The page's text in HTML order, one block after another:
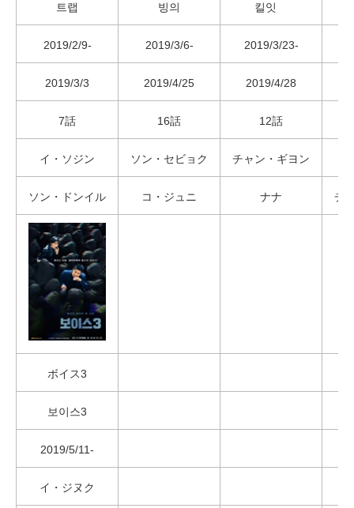
트랩 빙의 킬잇
2019/2/9- 2019/3/6- 2019/3/23-
2019/3/3 2019/4/25 2019/4/28
7話 16話 12話
イ・ソジン ソン・セビョク チャン・ギヨン
ソン・ドンイル コ・ジュニ ナナ チ
ボイス3
보이스3
2019/5/11-
イ・ジヌク